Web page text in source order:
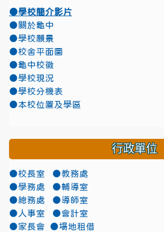
●學校簡介影片
●關於龜中
●學校願景
●校舍平面圖
●龜中校徽
●學校現況
●學校分機表
●本校位置及學區
行政單位
●校長室
●教務處
●學務處
●輔導室
●總務處
●導師室
●人事室
●會計室
●家長會
●場地租借